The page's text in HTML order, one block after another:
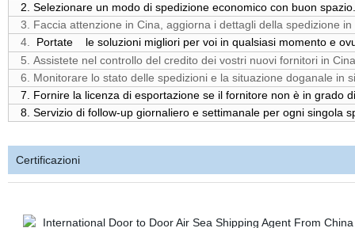
2. Selezionare un modo di spedizione economico con buon spazio.
3. Faccia attenzione in Cina, aggiorna i dettagli della spedizione in
4.
Portate le soluzioni migliori per voi in qualsiasi momento e
5. Assistete nel controllo del credito dei vostri nuovi fornitori in
6. Monitorare lo stato delle spedizioni e la situazione doganale in
7. Fornire la licenza di esportazione se il fornitore non è in grado
8. Servizio di follow-up giornaliero e settimanale per ogni singola
Certificazioni